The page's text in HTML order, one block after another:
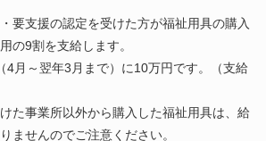
要支援の認定を受けた方が福祉用具の購入
の9割を支給します。
4月～翌年3月まで）に10万円です。（支給
た事業所以外から購入した福祉用具は、給
ませんのでご注意ください。